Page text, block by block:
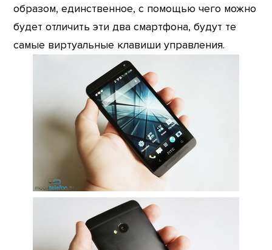
образом, единственное, с помощью чего можно
будет отличить эти два смартфона, будут те
самые виртуальные клавиши управления.